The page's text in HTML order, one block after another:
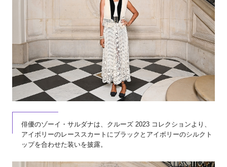
俳優のゾーイ・サルダナは、クルーズ 2023 コレクションより、
アイボリーのレーススカートにブラックとアイボリーのシルクト
ップを合わせた装いを披露。